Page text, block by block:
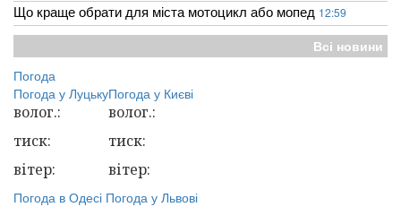
Що краще обрати для міста мотоцикл або мопед 12:59
Всі новини
Погода
Погода у ЛуцькуПогода у Києві
волог.:
тиск:
вітер:
волог.:
тиск:
вітер:
Погода в Одесі Погода у Львові